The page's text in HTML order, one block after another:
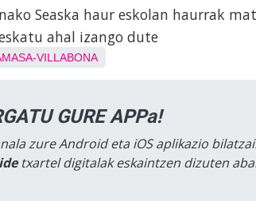
Seaska haur eskolan haurrak
ahal izango dute
VILLABONA
GURE APPa!
zure Android eta iOS aplikazio
txartel digitalak eskaintzen dizuten